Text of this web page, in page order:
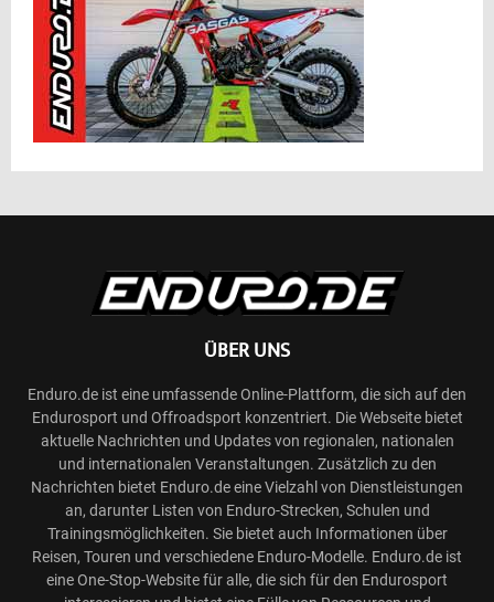
ÜBER UNS
Enduro.de ist eine umfassende Online-Plattform, die sich auf den
Endurosport und Offroadsport konzentriert. Die Webseite bietet
aktuelle Nachrichten und Updates von regionalen, nationalen
und internationalen Veranstaltungen. Zusätzlich zu den
Nachrichten bietet Enduro.de eine Vielzahl von Dienstleistungen
an, darunter Listen von Enduro-Strecken, Schulen und
Trainingsmöglichkeiten. Sie bietet auch Informationen über
Reisen, Touren und verschiedene Enduro-Modelle. Enduro.de ist
eine One-Stop-Website für alle, die sich für den Endurosport